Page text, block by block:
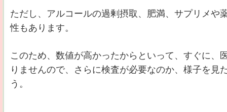
ただし、アルコールの過剰摂取、肥満、サプリメや
性もあります。
このため、数値が高かったからといって、すぐに、
りませんので、さらに検査が必要なのか、様子を見
う。